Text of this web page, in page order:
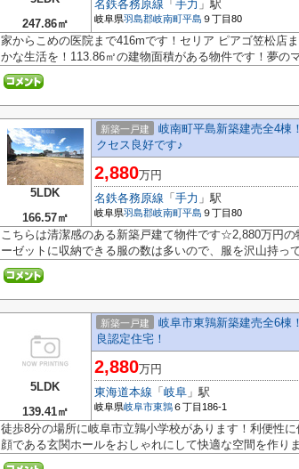
247.86㎡
名鉄各務原線 「 手力 」駅
岐阜県羽島郡岐南町平島 ９丁目80
家からこめの医院まで416mです！セリア ピアゴ笠松店
かな生活を！113.86㎡の建物面積がある物件です！夢の
5LDK
166.57㎡
新築一戸建
岐南町平島新築建売全4棟
クセス良好です♪
2,880万円
名鉄各務原線 「 手力 」駅
岐阜県羽島郡岐南町平島 ９丁目80
こちらは清潔感のある新築戸建て物件です☆2,880万円
ーゼットに収納できる服の数は多いので、服を沢山持っ
5LDK
139.41㎡
新築一戸建
岐阜市東鶉新築建売全6棟
良認定住宅！
2,880万円
東海道本線 「 岐阜 」駅
岐阜県岐阜市東鶉６丁目186-1
徒歩8分の場所に岐阜市立鶉小学校があります！利便性
顔である玄関ホールをおしゃれにして快適な空間を作り